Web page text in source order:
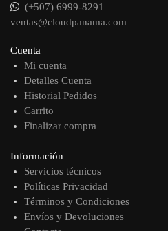
(+507) 6999-8291
ventas@cloudpanama.com
Cuenta
Mi cuenta
Detalles Cuenta
Historial Pedidos
Carrito
Finalizar compra
Información
Servicios técnicos
Políticas Privacidad
Términos y Condiciones
Envíos y Devoluciones